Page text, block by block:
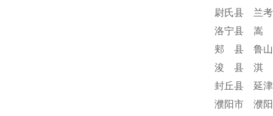
尉氏县 兰
洛宁县 嵩
郏 县 鲁
浚 县 淇
封丘县 延
濮阳市 濮